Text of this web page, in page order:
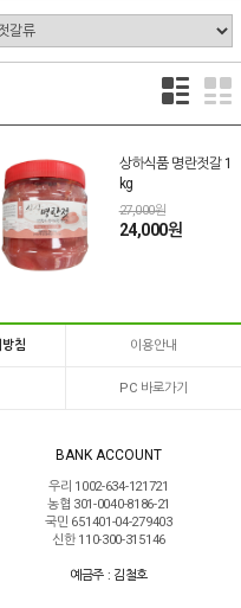
상하식품 명란젓갈 1
kg
27,000원
24,000원
침 이용안내
PC 바로가기
BANK ACCOUNT
우리 1002-634-121721
농협 301-0040-8186-21
국민 651401-04-279403
신한 110-300-315146
예금주 : 김철호